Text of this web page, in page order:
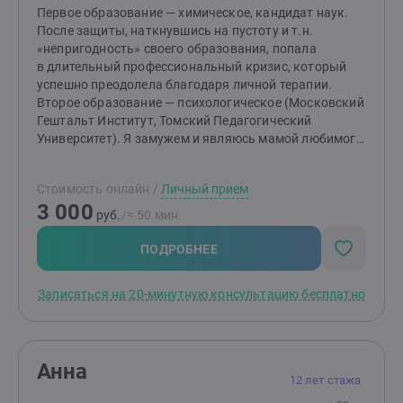
Первое образование — химическое, кандидат наук.
После защиты, наткнувшись на пустоту и т.н.
«непригодность» своего образования, попала
в длительный профессиональный кризис, который
успешно преодолела благодаря личной терапии.
Второе образование — психологическое (Московский
Гештальт Институт, Томский Педагогический
Университет). Я замужем и являюсь мамой любимого
поиска, кризисных, депрессивные периодов. Люблю
работать с темой отношений, проблем в семье, с
партнером, с родителями. Помогаю разбираться в
темах "со мной что-то не так, не знаю, что именно, но
чувствую, что что-то не так", "не знаю, чего хочу, не
подростками, алко-, наркозависимыми.
Стоимость онлайн / Личный прием
3 000 руб. /≈ 50 мин.
ПОДРОБНЕЕ
Записаться на 20-минутную консультацию бесплатно
12 лет стажа
Анна